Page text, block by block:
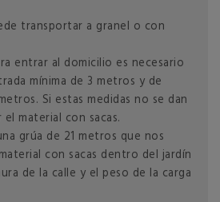
transportar a granel o con
entrar al domicilio es necesario
mínima de 3 metros y de
Si estas medidas no se dan
material con sacas.
grúa de 21 metros que nos
con sacas dentro del jardín
de la calle y el peso de la carga